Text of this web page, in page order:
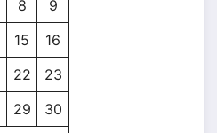
8
9
15
16
22
23
29
30